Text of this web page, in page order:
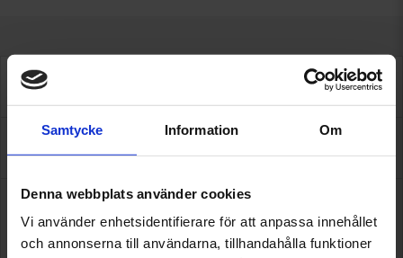
Samtycke Information Om
Denna webbplats använder cookies
Vi använder enhetsidentifierare för att anpassa innehållet
och annonserna till användarna, tillhandahålla funktioner
Tjänster
Ernqvists Bilverkstad i Lit startades 1902 och sedan 1996
så drivs företaget av Mikael Ernqvist, som dock har jobbat
inom företaget sedan mitten av 70-talet. Han är den